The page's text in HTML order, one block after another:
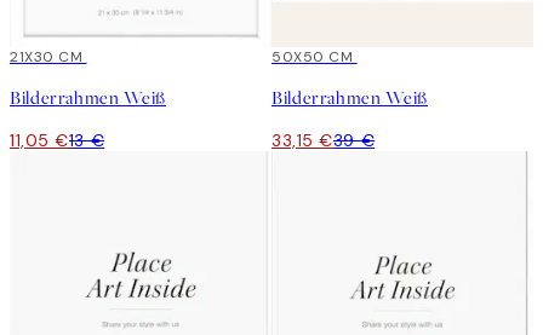
15%*
21X30 CM
Bilderrahmen Weiß
11,05 €13 €
15%*
50X50 CM
Bilderrahmen Weiß
33,15 €39 €